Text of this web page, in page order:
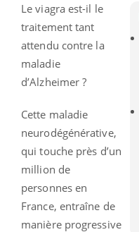
Le viagra est-il le
traitement tant
attendu contre la
maladie
d’Alzheimer ?
Cette maladie
neurodégénérative,
qui touche près d’un
million de
personnes en
France, entraîne de
manière progressive